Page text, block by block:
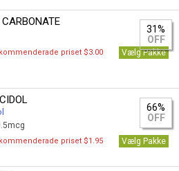
31%
OFF
priset $3.00 Vælg Pakke
66%
OFF
priset $1.95 Vælg Pakke